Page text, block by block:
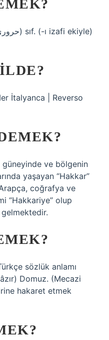
İtalyanca | Reverso
güneyinde ve bölgenin
yaşayan “Hakkar”
coğrafya ve
“Hakkariye” olup
gelmektedir.
sözlük anlamı
Domuz. (Mecazi
hakaret etmek